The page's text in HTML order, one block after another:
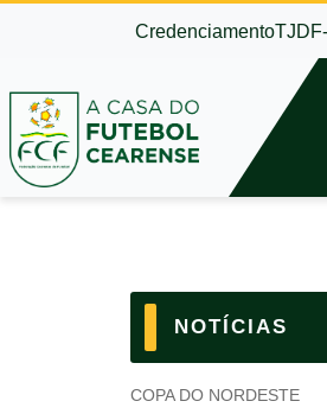
Credenciamento
NOTÍCIAS
COPA DO NORDESTE